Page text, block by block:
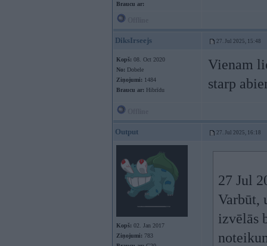
Braucu ar:
DiksIrseejs 27. Jul 2025, 15:48
Kopš: 08. Oct 2020
No: Dobele
Ziņojumi: 1484
Braucu ar: Hibrīdu
Vienam
starp
Output 27. Jul 2025, 16:18
Kopš: 02. Jan 2017
Ziņojumi: 783
27 Jul
Varbūt,
izvēlās